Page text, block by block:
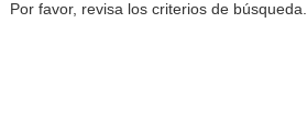
Por favor, revisa los criterios de búsqueda.